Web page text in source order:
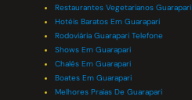
Restaurantes Vegetarianos Guarapari
Hotéis Baratos Em Guarapari
Rodoviária Guarapari Telefone
Shows Em Guarapari
Chalés Em Guarapari
Boates Em Guarapari
Melhores Praias De Guarapari